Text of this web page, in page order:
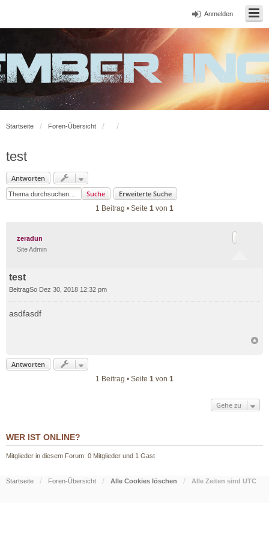
Anmelden
Startseite Foren-Übersicht
test
Antworten
Suche
Erweiterte Suche
1 Beitrag • Seite 1 von 1
zeradun
Site Admin
test
BeitragSo Dez 30, 2018 12:32 pm
asdfasdf
Antworten
1 Beitrag • Seite 1 von 1
Gehe zu
WER IST ONLINE?
Mitglieder in diesem Forum: 0 Mitglieder und 1 Gast
Startseite Foren-Übersicht Alle Cookies löschen Alle Zeiten sind UTC